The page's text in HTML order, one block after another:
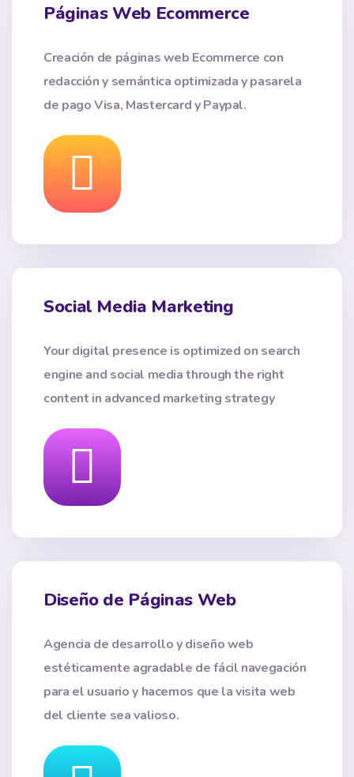
Páginas Web Ecommerce
Creación de páginas web Ecommerce con
redacción y semántica optimizada y pasarela
de pago Visa, Mastercard y Paypal.
Social Media Marketing
Your digital presence is optimized on search
engine and social media through the right
content in advanced marketing strategy
Diseño de Páginas Web
Agencia de desarrollo y diseño web
estéticamente agradable de fácil navegación
para el usuario y hacemos que la visita web
del cliente sea valioso.